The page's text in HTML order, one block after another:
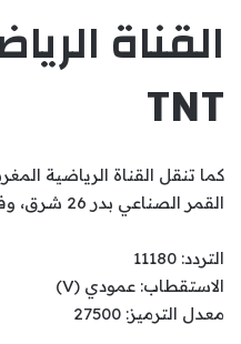
القناة
TNT
كما تنقل القناة الرياضية
القمر الصناعي بدر 26 شرق، وفق البيانات التالية:
التردد: 11180
الاستقطاب: عمودي (V)
معدل الترميز: 27500